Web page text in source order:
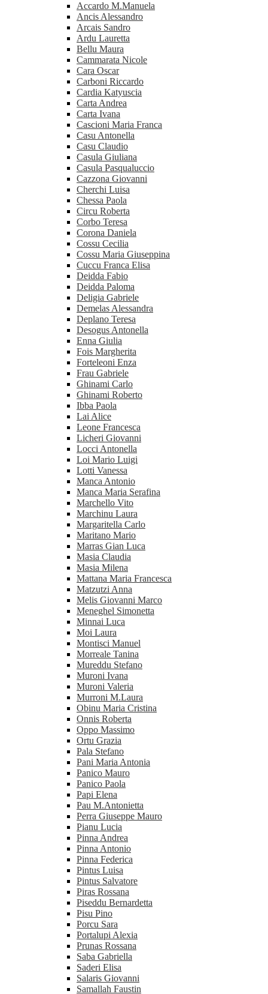
Accardo M.Manuela
Ancis Alessandro
Arcais Sandro
Ardu Lauretta
Bellu Maura
Cammarata Nicole
Cara Oscar
Carboni Riccardo
Cardia Katyuscia
Carta Andrea
Carta Ivana
Cascioni Maria Franca
Casu Antonella
Casu Claudio
Casula Giuliana
Casula Pasqualuccio
Cazzona Giovanni
Cherchi Luisa
Chessa Paola
Circu Roberta
Corbo Teresa
Corona Daniela
Cossu Cecilia
Cossu Maria Giuseppina
Cuccu Franca Elisa
Deidda Fabio
Deidda Paloma
Deligia Gabriele
Demelas Alessandra
Deplano Teresa
Desogus Antonella
Enna Giulia
Fois Margherita
Forteleoni Enza
Frau Gabriele
Ghinami Carlo
Ghinami Roberto
Ibba Paola
Lai Alice
Leone Francesca
Licheri Giovanni
Locci Antonella
Loi Mario Luigi
Lotti Vanessa
Manca Antonio
Manca Maria Serafina
Marchello Vito
Marchinu Laura
Margaritella Carlo
Maritano Mario
Marras Gian Luca
Masia Claudia
Masia Milena
Mattana Maria Francesca
Matzutzi Anna
Melis Giovanni Marco
Meneghel Simonetta
Minnai Luca
Moi Laura
Montisci Manuel
Morreale Tanina
Mureddu Stefano
Muroni Ivana
Muroni Valeria
Murroni M.Laura
Obinu Maria Cristina
Onnis Roberta
Oppo Massimo
Ortu Grazia
Pala Stefano
Pani Maria Antonia
Panico Mauro
Panico Paola
Papi Elena
Pau M.Antonietta
Perra Giuseppe Mauro
Pianu Lucia
Pinna Andrea
Pinna Antonio
Pinna Federica
Pintus Luisa
Pintus Salvatore
Piras Rossana
Piseddu Bernardetta
Pisu Pino
Porcu Sara
Portalupi Alexia
Prunas Rossana
Saba Gabriella
Saderi Elisa
Salaris Giovanni
Samallah Faustin